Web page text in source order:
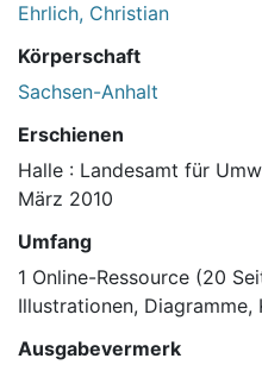
Ehrlich, Christian
Körperschaft
Sachsen-Anhalt
Erschienen
Halle : Landesamt für
März 2010
Umfang
1 Online-Ressource (20
Illustrationen, Diagramme,
Ausgabevermerk